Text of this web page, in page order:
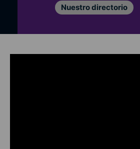
Nuestro directorio